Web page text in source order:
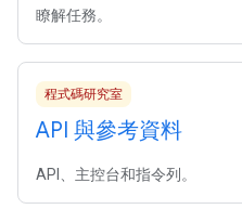
瞭解任務。
程式碼研究室
API 與參考資料
API、主控台和指令列。